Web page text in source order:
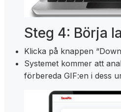
Steg 4: Börja
Klicka på knappen
Systemet kommer att
förbereda GIF:en i dess